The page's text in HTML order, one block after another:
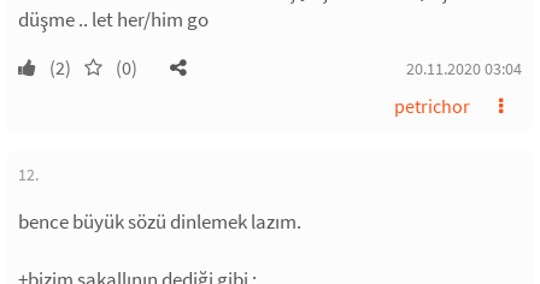
düşme .. let her/him go
(2) (0) 20.11.2020 03:04
petrichor
12.
bence büyük sözü dinlemek lazım.